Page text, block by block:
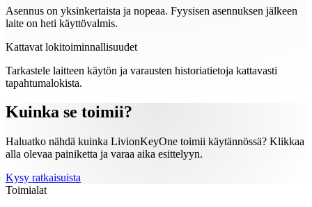
Asennus on yksinkertaista ja nopeaa. Fyysisen asennuksen jälkeen
laite on heti käyttövalmis.
Kattavat lokitoiminnallisuudet
Tarkastele laitteen käytön ja varausten historiatietoja kattavasti
tapahtumalokista.
Kuinka se toimii?
Haluatko nähdä kuinka LivionKeyOne toimii käytännössä? Klikkaa
alla olevaa painiketta ja varaa aika esittelyyn.
Kysy ratkaisuista
Toimialat